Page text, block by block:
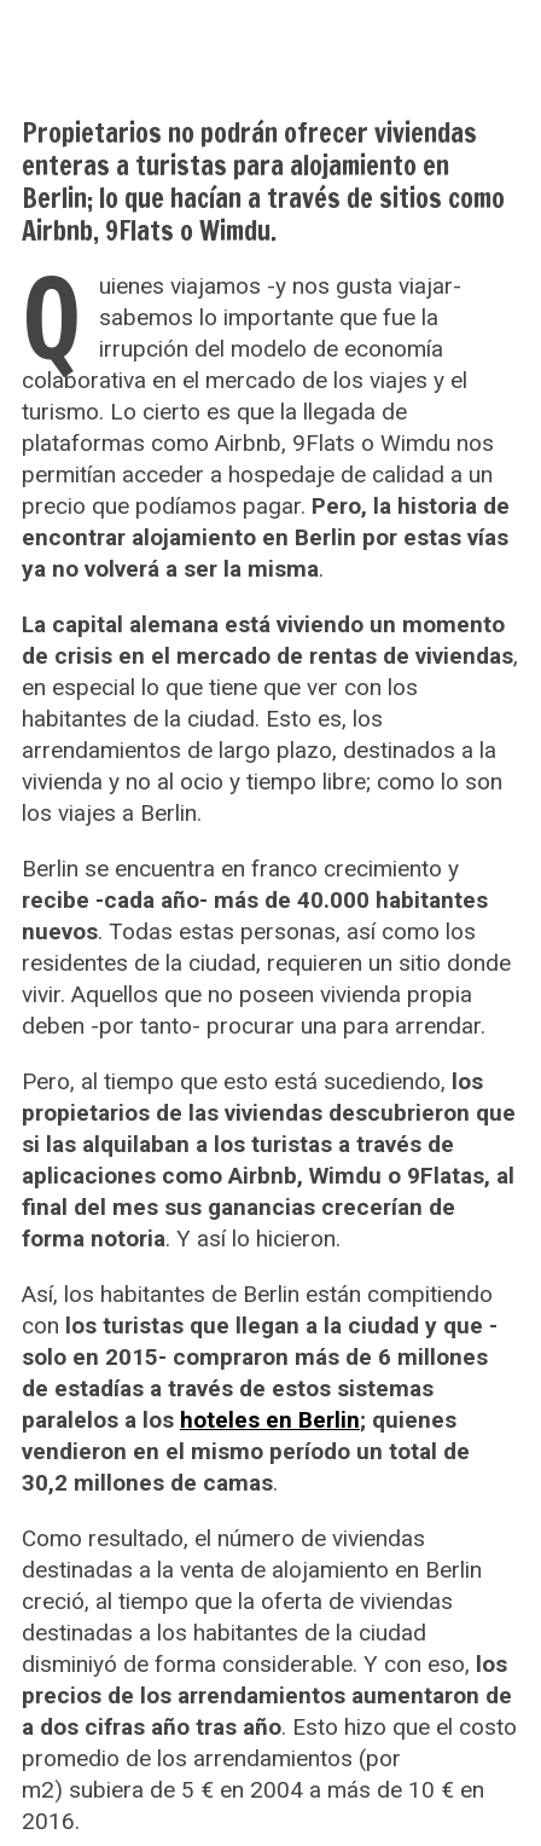
Propietarios no podrán ofrecer viviendas
enteras a turistas para alojamiento en
Berlin; lo que hacían a través de sitios como
Airbnb, 9Flats o Wimdu.
Q
uienes viajamos -y nos gusta viajar-
sabemos lo importante que fue la
irrupción del modelo de economía
colaborativa en el mercado de los viajes y el
turismo. Lo cierto es que la llegada de
plataformas como Airbnb, 9Flats o Wimdu nos
permitían acceder a hospedaje de calidad a un
precio que podíamos pagar. Pero, la historia de
encontrar alojamiento en Berlin por estas vías
ya no volverá a ser la misma.
La capital alemana está viviendo un momento
de crisis en el mercado de rentas de viviendas,
en especial lo que tiene que ver con los
habitantes de la ciudad. Esto es, los
arrendamientos de largo plazo, destinados a la
vivienda y no al ocio y tiempo libre; como lo son
los viajes a Berlin.
Berlin se encuentra en franco crecimiento y
recibe -cada año- más de 40.000 habitantes
nuevos. Todas estas personas, así como los
residentes de la ciudad, requieren un sitio donde
vivir. Aquellos que no poseen vivienda propia
deben -por tanto- procurar una para arrendar.
Pero, al tiempo que esto está sucediendo, los
propietarios de las viviendas descubrieron que
si las alquilaban a los turistas a través de
aplicaciones como Airbnb, Wimdu o 9Flatas, al
final del mes sus ganancias crecerían de
forma notoria. Y así lo hicieron.
Así, los habitantes de Berlin están compitiendo
con los turistas que llegan a la ciudad y que -
solo en 2015- compraron más de 6 millones
de estadías a través de estos sistemas
paralelos a los hoteles en Berlin; quienes
vendieron en el mismo período un total de
30,2 millones de camas.
Como resultado, el número de viviendas
destinadas a la venta de alojamiento en Berlin
creció, al tiempo que la oferta de viviendas
destinadas a los habitantes de la ciudad
disminiyó de forma considerable. Y con eso, los
precios de los arrendamientos aumentaron de
a dos cifras año tras año. Esto hizo que el costo
promedio de los arrendamientos (por
m2) subiera de 5 € en 2004 a más de 10 € en
2016.